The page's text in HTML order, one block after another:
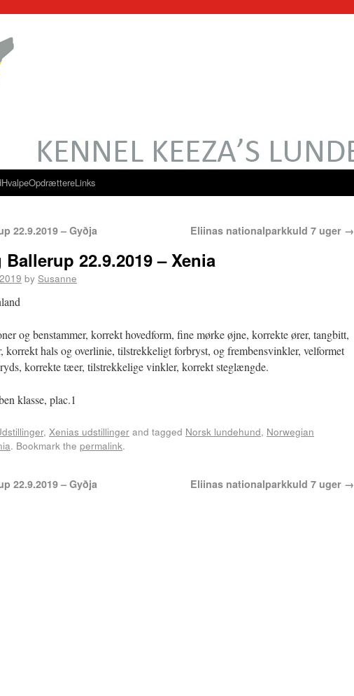
HvalpeOpdrættereLinks
22.9.2019 – Gyðja Eliinas nationalparkkuld 7 uger →
22.9.2019 – Xenia
by Susanne
og benstammer, korrekt hovedform, fine mørke øjne, korrekte ører, tangbitt,
korrekt hals og overlinie, tilstrekkeligt forbryst, og frembensvinkler, velformet
korrekte tæer, tilstrekkelige vinkler, korrekt steglængde.
klasse, plac.1
, Xenias udstillinger and tagged Norsk lundehund, Norwegian
. Bookmark the permalink.
22.9.2019 – Gyðja Eliinas nationalparkkuld 7 uger →